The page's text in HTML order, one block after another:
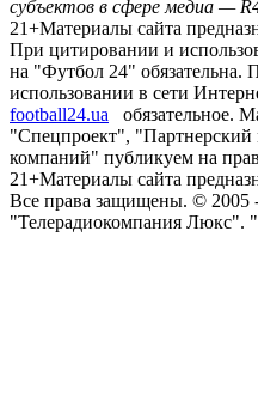
субъектов в сфере медиа —
21+Материалы сайта
При цитировании и
на "Футбол 24" обязательна.
использовании в сети
football24.ua
обязательное.
"Спецпроект",
компаний" публикуем на
21+Материалы сайта
Все права защищены. © 2005
"Телерадиокомпания Люкс".